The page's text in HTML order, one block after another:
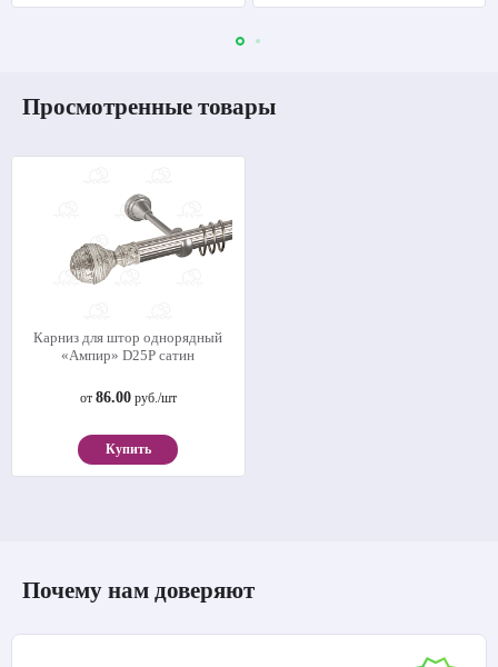
Просмотренные товары
Карниз для штор однорядный
«Ампир» D25Р сатин
от 86.00руб./шт
Купить
Почему нам доверяют